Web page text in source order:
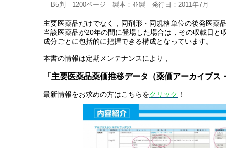
B5判 1200ページ 製本：並製 発行日：2011年7月
主要医薬品だけでなく，同剤形・同規格単位の後発医薬
当該医薬品が20年の間に登場した場合は，その収載日と
成分ごとに包括的に把握できる構成となっています。
本書の情報は定期メンテナンスにより，
「主要医薬品薬価推移データ（薬価アーカイブス
最新情報をお求めの方はこちらをクリック ！